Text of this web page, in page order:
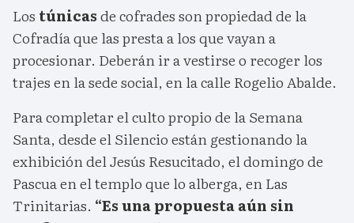
Los túnicasde cofrades son propiedad de la
Cofradía que las presta a los que vayan a
procesionar. Deberán ir a vestirse o recoger los
trajes en la sede social, en la calle Rogelio Abalde.
Para completar el culto propio de la Semana
Santa, desde el Silencio están gestionando la
exhibición del Jesús Resucitado, el domingo de
Pascua en el templo que lo alberga, en Las
Trinitarias. “Es una propuesta aún sin